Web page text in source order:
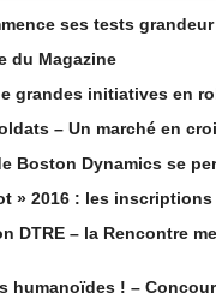
ses tests
du Magazine
grandes initiatives en
– Un marché en
Boston Dynamics se
» 2016 : les
DTRE – la Rencontre
humanoïdes ! –